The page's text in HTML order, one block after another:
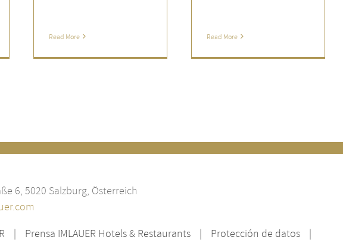
Read More Read More
6, 5020 Salzburg, Österreich
Prensa IMLAUER Hotels & Restaurants Protección de datos